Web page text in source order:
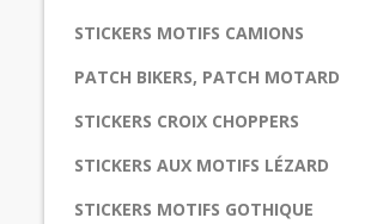
STICKERS MOTIFS CAMIONS
PATCH BIKERS, PATCH MOTARD
STICKERS CROIX CHOPPERS
STICKERS AUX MOTIFS LÉZARD
STICKERS MOTIFS GOTHIQUE